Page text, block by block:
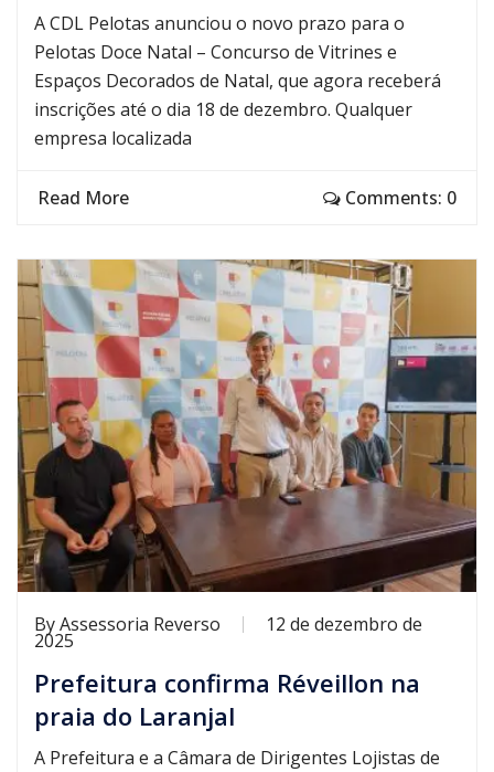
A CDL Pelotas anunciou o novo prazo para o
Pelotas Doce Natal – Concurso de Vitrines e
Espaços Decorados de Natal, que agora receberá
inscrições até o dia 18 de dezembro. Qualquer
empresa localizada
Read More Comments: 0
ByAssessoria Reverso 12 de dezembro de
2025
Prefeitura confirma Réveillon na
praia do Laranjal
A Prefeitura e a Câmara de Dirigentes Lojistas de